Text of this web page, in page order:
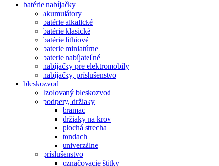
batérie nabíjačky
akumulátory
batérie alkalické
batérie klasické
batérie lithiové
baterie miniatúrne
baterie nabíjateľné
nabíjačky pre elektromobily
nabíjačky, príslušenstvo
bleskozvod
Izolovaný bleskozvod
podpery, držiaky
bramac
držiaky na krov
plochá strecha
tondach
univerzálne
príslušenstvo
označovacie štítky